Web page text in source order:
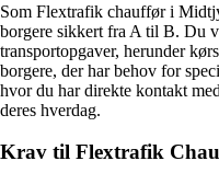
Som Flextrafik chauffør i
borgere sikkert fra A til B. Du
transportopgaver, herunder
borgere, der har behov for
hvor du har direkte kontakt
deres hverdag.
Krav til Flextrafik